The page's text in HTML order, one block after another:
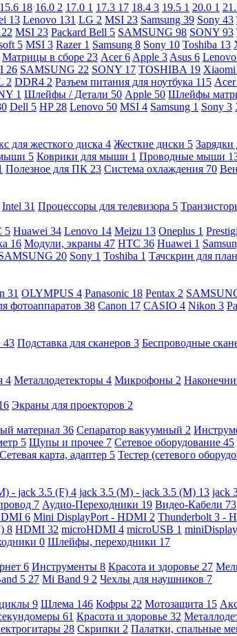
15.6 18 16.0 2 17.0 1 17.3 17 18.4 3 19.5 1 20.0 1
13 Lenovo 131 LG 2 MSI 23 Samsung 39 Sony 43
MSI 23 Packard Bell 5 SAMSUNG 98 SONY 93
5 MSI 3 Razer 1 Samsung 8 Sony 10 Toshiba 13
Матрицы в сборе 23 Acer6 Apple 3 Asus 6 Lenovo
26 SAMSUNG 22 SONY 17 TOSHIBA 19 Xiaomi
2 DDR4 2 Разъем питания для ноутбука 115 Acer
1 Шлейфы / Детали 50 Apple 50 Шлейфы
Dell 5 HP 28 Lenovo 50 MSI 4 Samsung 1 Sony 3
для жесткого диска 4 Жесткие диски 5 Зарядки
5 Коврики для мыши 1 Проводные мыши
Полезное для ПК 23 Система охлаждения 70
Intel 31 Процессоры для телевизора 5
5 Huawei 34 Lenovo 14 Meizu 13 Oneplus 1
16 Модули, экраны 47 HTC 36 Huawei 1
20 Sony 1 Toshiba 1 Тачскрин для
31 OLYMPUS 4 Panasonic 18 Pentax 2
фотоаппаратов 38 Canon 17 CASIO 4 Nikon 3
43 Подставка для сканеров 3 Беспроводные
4 Металлодетекторы 4 Микрофоны 2
Экраны для проекторов 2
материал 36 Сепаратор вакуумный 2
5 Щупы и прочее 7 Сетевое оборудование 45
Сетевая карта, адаптер 5 Тестер (сетевого
- jack 3.5 (F) 4 jack 3.5 (M) - jack 3.5 (M) 13 jack
7 Аудио-Переходники 19 Видео-Кабели 73
6 Mini DisplayPort - HDMI 2 Thunderbolt 3 -
8 HDMI 32 microHDMI 4 microUSB 1
0 Шлейфы, переходники 17
6 Инструменты 8 Красота и здоровье 27
5 27 Mi Band 9 2 Чехлы для наушников 7
9 Шлема 146 Кофры 22 Мотозащита 15
61 Красота и здоровье 32
28 Скрипки 2 Палатки, спальные